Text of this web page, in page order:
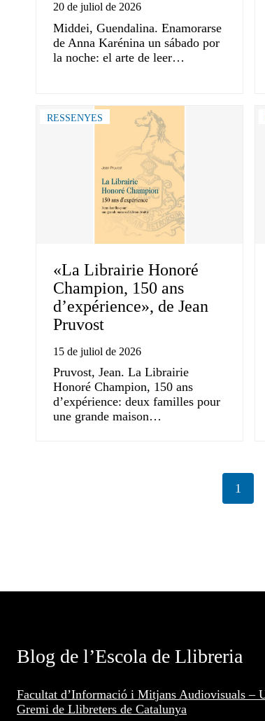
20 de juliol de 2026
Middei, Guendalina. Enamorarse
de Anna Karénina un sábado por
la noche: el arte de leer…
RESSENYES
«La Librairie Honoré
Champion, 150 ans
d’expérience», de Jean
Pruvost
15 de juliol de 2026
Pruvost, Jean. La Librairie
Honoré Champion, 150 ans
d’expérience: deux familles pour
une grande maison…
1
Blog de l’Escola de Llibreria
Facultat d’Informació i Mitjans Audiovisuals –
Gremi de Llibreters de Catalunya